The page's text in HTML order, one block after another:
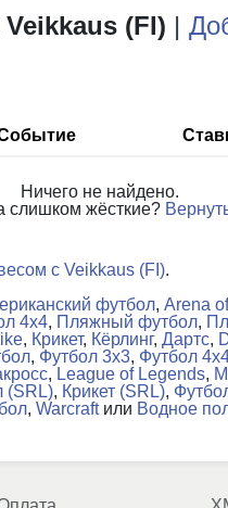
(FI) |
Ничего не найдено.
слишком жёсткие?
с Veikkaus (FI).
футбол, Arena
4x4, Пляжный футбол,
, Крикет, Кёрлинг, Дартс,
, Футбол 3x3, Футбол
, League of Legends,
(SRL), Крикет (SRL),
, Warcraftили Водное